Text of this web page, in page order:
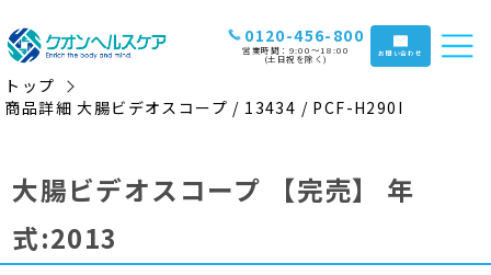
0120-456-800
営業時間：9:00〜18:00
(土日祝を除く) お問い合わせ
トップ
商品詳細 大腸ビデオスコープ / 13434 / PCF-H290I
大腸ビデオスコープ 【完売】
年
式:2013